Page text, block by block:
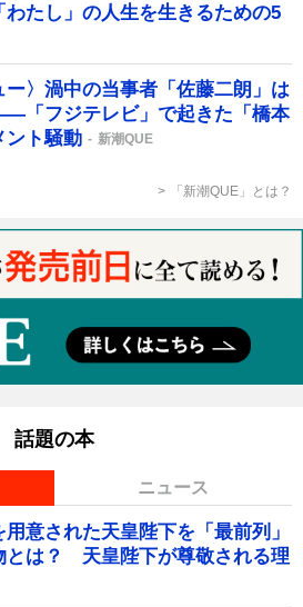
わたし」の人生を生きるための5
ー〉渦中の当事者「佐藤二朗」は
「フジテレビ」で起きた「橋本
ント騒動
新潮QUE
「新潮QUE」とは？
話題の本
ニュース
意された天皇陛下を「最前列」
とは？ 天皇陛下が尊敬される理